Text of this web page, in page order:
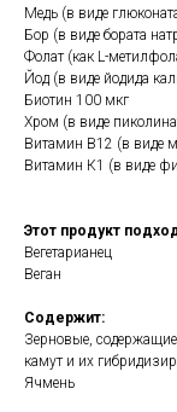
Медь (в виде
Бор (в виде бората
Фолат (как L-
Йод (в виде йодида
Биотин 100 мкг
Хром (в виде
Витамин B12 (в виде
Витамин К1 (в виде
Этот продукт
Вегетарианец
Веган
Содержит:
Зерновые,
камут и их
Ячмень